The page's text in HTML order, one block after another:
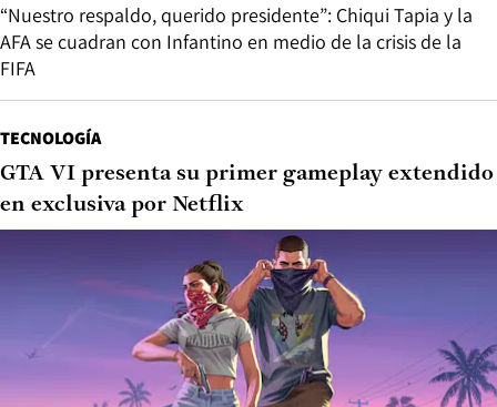
“Nuestro respaldo, querido presidente”: Chiqui Tapia y la
AFA se cuadran con Infantino en medio de la crisis de la
FIFA
TECNOLOGÍA
GTA VI presenta su primer gameplay extendido
en exclusiva por Netflix